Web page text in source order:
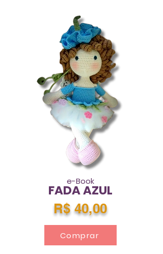
e-Book
FADA AZUL
R$ 40,00
Comprar